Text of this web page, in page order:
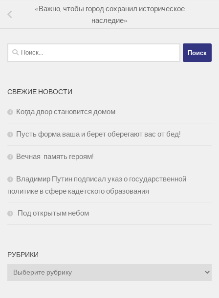
«Важно, чтобы город сохранил историческое
наследие»
Найти:
СВЕЖИЕ НОВОСТИ
Когда двор становится домом
Пусть форма ваша и берет оберегают вас от бед!
Вечная память героям!
Владимир Путин подписал указ о государственной
политике в сфере кадетского образования
Под открытым небом
РУБРИКИ
Рубрики